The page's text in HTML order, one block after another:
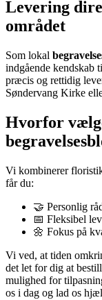
Levering
området
Som lokal
indgående kendskab
præcis og rettidig
Søndervang Kirke
Hvorfor
Vi kombinerer
får du:
🤝 Personlig
📅 Fleksibel
🌼 Fokus på
Vi ved, at tiden
det let for dig at
mulighed for
os i dag og lad os